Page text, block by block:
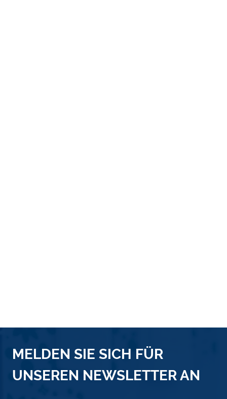
MELDEN SIE SICH FÜR
UNSEREN NEWSLETTER AN